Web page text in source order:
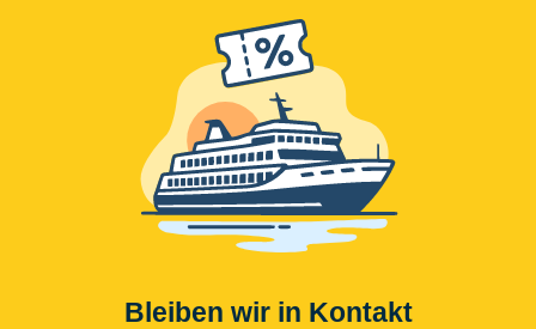
Bleiben wir in Kontakt